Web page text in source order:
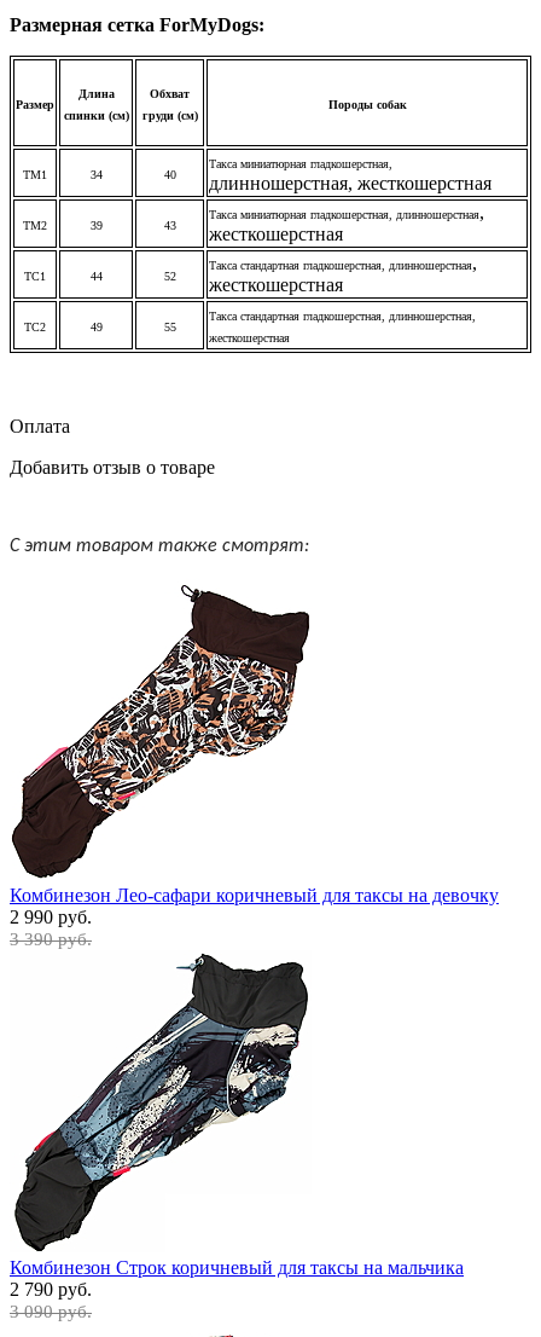
Размерная сетка ForMyDogs:
Размер
Длина
спинки (см)
Обхват
груди (см)
Породы собак
ТМ1 34 40
Такса миниатюрная гладкошерстная,
длинношерстная, жесткошерстная
ТМ2 39 43
Такса миниатюрная гладкошерстная, длинношерстная,
жесткошерстная
ТС1 44 52
Такса стандартная гладкошерстная, длинношерстная,
жесткошерстная
ТС2 49 55
Такса стандартная гладкошерстная, длинношерстная
жесткошерстная
Оплата
Добавить отзыв о товаре
С этим товаром также смотрят:
Комбинезон Лео-сафари коричневый для таксы на девочку
2 990 руб.
3 390 руб.
Комбинезон Строк коричневый для таксы на мальчика
2 790 руб.
3 090 руб.